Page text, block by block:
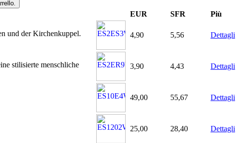
EUR SFR Più
und der Kirchenkuppel.
4,90 5,56 Dettagli
stilisierte menschliche
3,90 4,43 Dettagli
49,00
55,67 Dettagli
25,00
28,40 Dettagli